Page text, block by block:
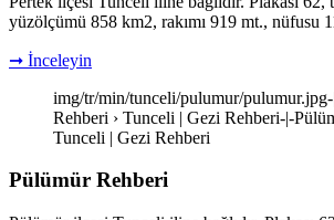
yüzölçümü 858 km2, rakımı 919 mt., nüfusu
➞ İnceleyin
img/tr/min/tunceli/pulumur/
Rehberi › Tunceli | Gezi Rehberi-|-
Tunceli | Gezi Rehberi
Pülümür Rehberi